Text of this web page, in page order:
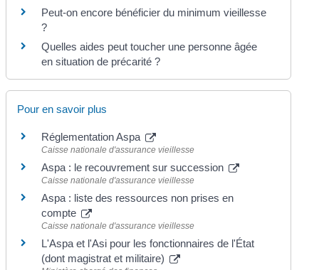
Peut-on encore bénéficier du minimum vieillesse
?
Quelles aides peut toucher une personne âgée
en situation de précarité ?
Pour en savoir plus
Réglementation Aspa
Caisse nationale d'assurance vieillesse
Aspa : le recouvrement sur succession
Caisse nationale d'assurance vieillesse
Aspa : liste des ressources non prises en
compte
Caisse nationale d'assurance vieillesse
L'Aspa et l'Asi pour les fonctionnaires de l'État
(dont magistrat et militaire)